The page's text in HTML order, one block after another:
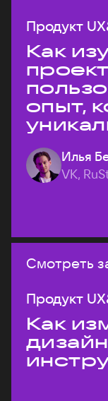
Продукт
Как
опыт,
на
Илья
VK,
Смотреть
Продукт
Как